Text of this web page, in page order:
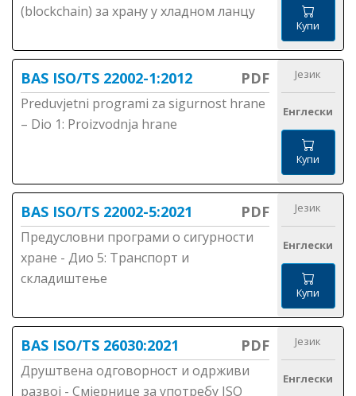
(blockchain) за храну у хладном ланцу
Купи
BAS ISO/TS 22002-1:2012 PDF
Preduvjetni programi za sigurnost hrane
– Dio 1: Proizvodnja hrane
Језик
Енглески
Купи
BAS ISO/TS 22002-5:2021 PDF
Предусловни програми о сигурности
хране - Дио 5: Транспорт и
складиштење
Језик
Енглески
Купи
BAS ISO/TS 26030:2021 PDF
Друштвена одговорност и одрживи
развој - Смјернице за употребу ISO
Језик
Енглески